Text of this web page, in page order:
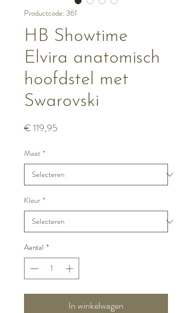
Productcode: 361
HB Showtime
Elvira anatomisch
hoofdstel met
Swarovski
€ 119,95
Maat *
Kleur *
Aantal *
In winkelwagen